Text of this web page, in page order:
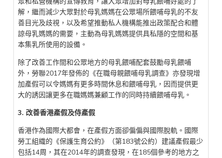
解，繼而減少大眾對於母乳媽媽在公眾場所餵哺母乳的不友
善目光及歧視，以及希望推動私人機構能推出政策配合和體
諒母乳媽媽的需要，主動為母乳媽媽提供具私隱的空間和基
本集乳所使用的設備。
除了改善工作間和公眾地方的母乳餵哺配套鼓勵母乳餵哺
外，勞聯2017年發佈的《在職母親餵哺母乳調查》亦發現增
加產假可以令媽媽有更多時間休息和餵哺母乳，因而提供更
大的誘因讓更多在職媽媽兼顧工作的同時持續餵哺母乳。
3. 改善香港產假及侍產假
香港作為國際大都會，在產假方面卻偏偏與國際脫軌。國際
勞工組織的《保護生育公約》（第183號公約）建議產假最少
包括14周，其在2014年的調查發現，在185個參考的地方之